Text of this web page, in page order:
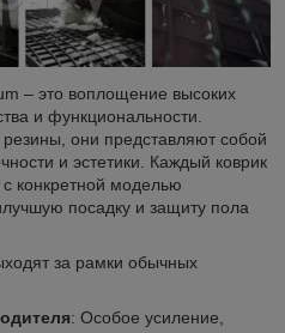
– это воплощение высоких
и функциональности.
они представляют собой
и эстетики. Каждый коврик
с конкретной моделью
посадку и защиту пола
за рамки обычных
: Особое усиление,